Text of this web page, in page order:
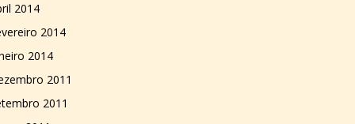
2014
2014
2014
2011
2011